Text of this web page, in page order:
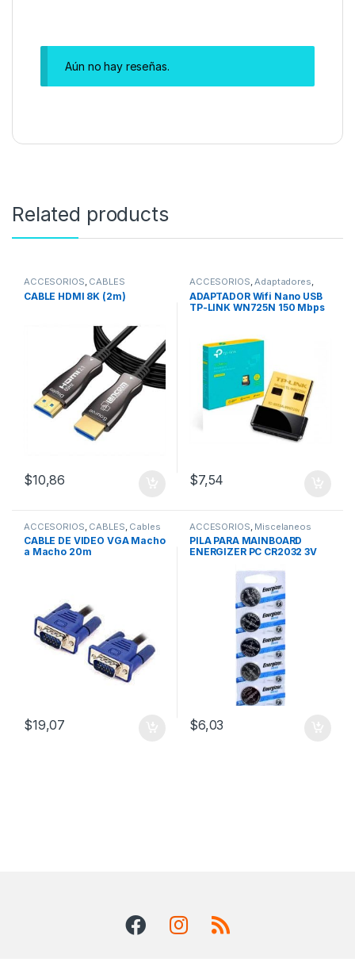
Aún no hay reseñas.
Related products
ACCESORIOS, CABLES
CABLE HDMI 8K (2m)
$10,86
ACCESORIOS,Adaptadores,
REDES, Adaptadores Wifi
Bluetooth
ADAPTADOR Wifi Nano USB
TP-LINK WN725N 150 Mbps
$7,54
ACCESORIOS CABLES Cables
VGA
CABLE DE VIDEO VGA Macho
a Macho 20m
$19,07
ACCESORIOS Miscelaneos
PILA PARA MAINBOARD
ENERGIZER PC CR2032 3V
$6,03